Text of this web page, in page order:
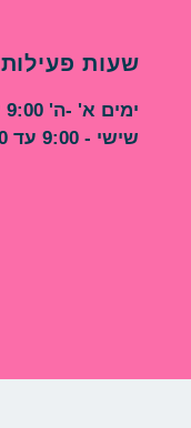
שעות פעילות
ימים א' -ה' 9:00 עד 19:30
שישי - 9:00 עד 14:00